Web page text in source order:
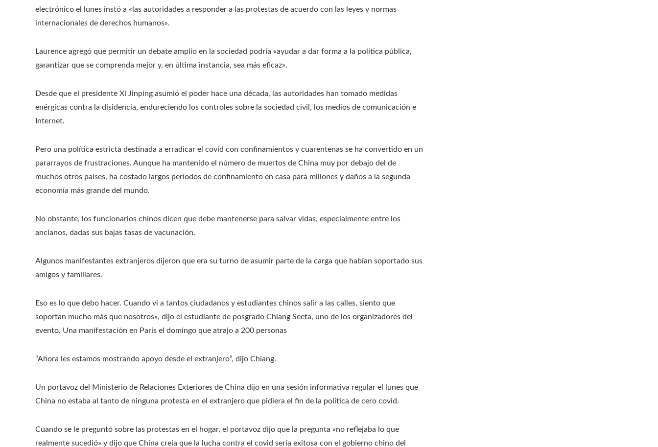
electrónico el lunes instó a «las autoridades a responder a las protestas de acuerdo con las leyes y normas
internacionales de derechos humanos».
Laurence agregó que permitir un debate amplio en la sociedad podría «ayudar a dar forma a la política pública,
garantizar que se comprenda mejor y, en última instancia, sea más eficaz».
Desde que el presidente Xi Jinping asumió el poder hace una década, las autoridades han tomado medidas
enérgicas contra la disidencia, endureciendo los controles sobre la sociedad civil, los medios de comunicación e
Internet.
Pero una política estricta destinada a erradicar el covid con confinamientos y cuarentenas se ha convertido en un
pararrayos de frustraciones. Aunque ha mantenido el número de muertos de China muy por debajo del de
muchos otros países, ha costado largos períodos de confinamiento en casa para millones y daños a la segunda
economía más grande del mundo.
No obstante, los funcionarios chinos dicen que debe mantenerse para salvar vidas, especialmente entre los
ancianos, dadas sus bajas tasas de vacunación.
Algunos manifestantes extranjeros dijeron que era su turno de asumir parte de la carga que habían soportado sus
amigos y familiares.
Eso es lo que debo hacer. Cuando vi a tantos ciudadanos y estudiantes chinos salir a las calles, siento que
soportan mucho más que nosotros», dijo el estudiante de posgrado Chiang Seeta, uno de los organizadores del
evento. Una manifestación en París el domingo que atrajo a 200 personas
“Ahora les estamos mostrando apoyo desde el extranjero”, dijo Chiang.
Un portavoz del Ministerio de Relaciones Exteriores de China dijo en una sesión informativa regular el lunes que
China no estaba al tanto de ninguna protesta en el extranjero que pidiera el fin de la política de cero covid.
Cuando se le preguntó sobre las protestas en el hogar, el portavoz dijo que la pregunta «no reflejaba lo que
realmente sucedió» y dijo que China creía que la lucha contra el covid sería exitosa con el gobierno chino del